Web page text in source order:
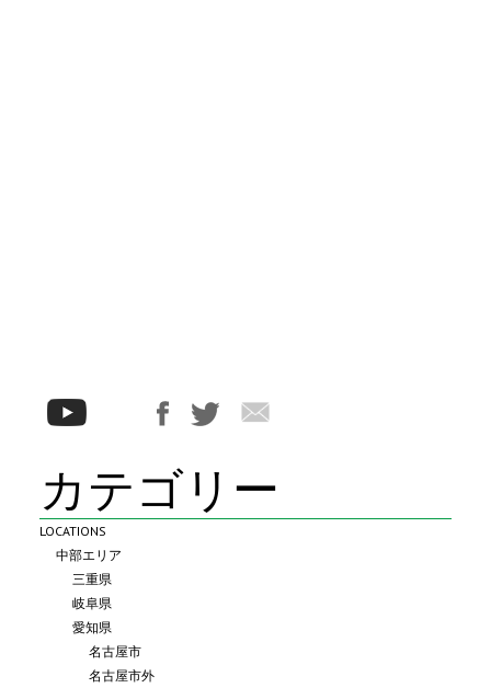
カテゴリー
LOCATIONS
中部エリア
三重県
岐阜県
愛知県
名古屋市
名古屋市外